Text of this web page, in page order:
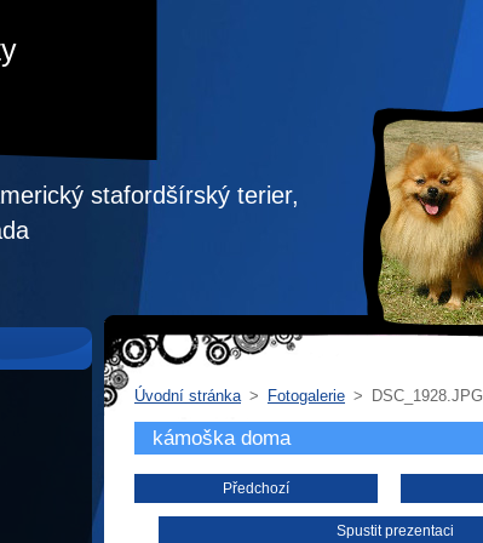
stafordšírský terier,
Úvodní stránka > Fotogalerie > DSC_1928.JPG
kámoška doma
Předchozí
Spustit prezentaci